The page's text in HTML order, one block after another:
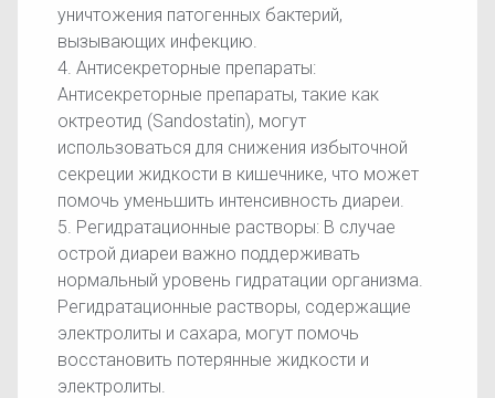
уничтожения патогенных бактерий,
вызывающих инфекцию.
4. Антисекреторные препараты:
Антисекреторные препараты, такие как
октреотид (Sandostatin), могут
использоваться для снижения избыточной
секреции жидкости в кишечнике, что может
помочь уменьшить интенсивность диареи.
5. Регидратационные растворы: В случае
острой диареи важно поддерживать
нормальный уровень гидратации организма.
Регидратационные растворы, содержащие
электролиты и сахара, могут помочь
восстановить потерянные жидкости и
электролиты.